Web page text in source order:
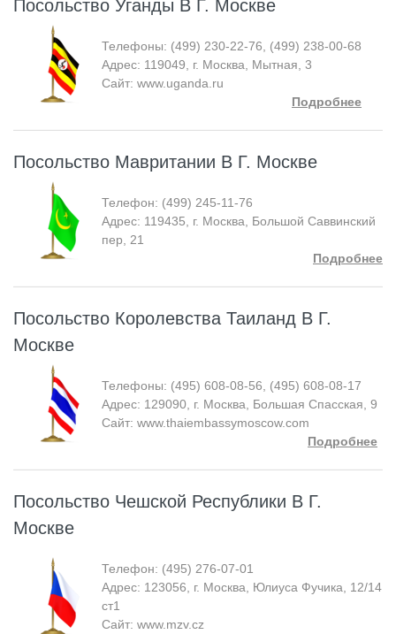
Посольство Уганды В Г. Москве
Телефоны: (499) 230-22-76, (499) 238-00-68
Адрес: 119049, г. Москва, Мытная, 3
Сайт: www.uganda.ru
Подробнее
Посольство Мавритании В Г. Москве
Телефон: (499) 245-11-76
Адрес: 119435, г. Москва, Большой Саввинский
пер, 21
Подробнее
Посольство Королевства Таиланд В Г.
Москве
Телефоны: (495) 608-08-56, (495) 608-08-17
Адрес: 129090, г. Москва, Большая Спасская, 9
Сайт: www.thaiembassymoscow.com
Подробнее
Посольство Чешской Республики В Г.
Москве
Телефон: (495) 276-07-01
Адрес: 123056, г. Москва, Юлиуса Фучика, 12/14
ст1
Сайт: www.mzv.cz